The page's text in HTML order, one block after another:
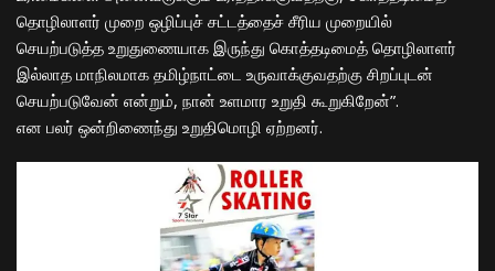
தொழிலாளர் முறை ஒழிப்புச் சட்டத்தைச் சீரிய முறையில்
செயற்படுத்த உறுதுணையாக இருந்து கொத்தடிமைத் தொழிலாளர்
இல்லாத மாநிலமாக தமிழ்நாட்டை உருவாக்குவதற்கு சிறப்புடன்
செயற்படுவேன் என்றும், நான் உளமார உறுதி கூறுகிறேன்”.
என பலர் ஒன்றிணைந்து உறுதிமொழி ஏற்றனர்.